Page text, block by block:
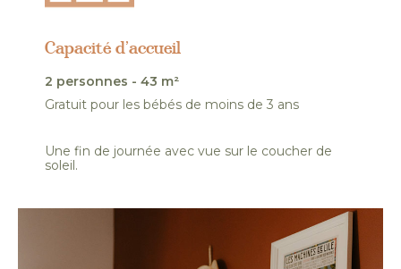
Capacité d’accueil
2 personnes - 43 m²
Gratuit pour les bébés de moins de 3 ans
Une fin de journée avec vue sur le coucher de
soleil.